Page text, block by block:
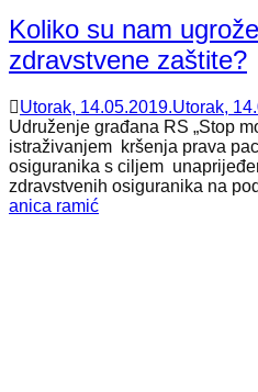
Koliko su nam
zdravstvene zaštite?
Utorak, 14.05.2019.Utorak,
Udruženje građana RS „Stop
istraživanjem kršenja prava
osiguranika s ciljem
zdravstvenih osiguranika na
anica ramić